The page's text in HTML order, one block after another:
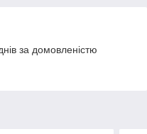
за домовленістю